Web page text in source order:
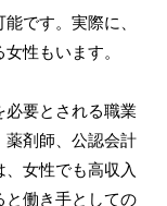
です。実際に、
性もいます。
要とされる職業
薬剤師、公認会計
女性でも高収入
と働き手としての